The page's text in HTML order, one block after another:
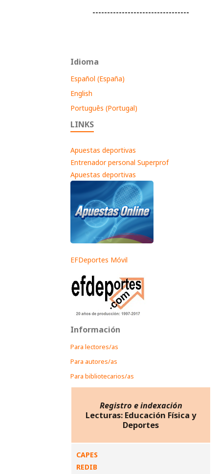
---------------------------------
Idioma
Español (España)
English
Português (Portugal)
LINKS
Apuestas deportivas
Entrenador personal Superprof
Apuestas deportivas
EFDeportes Móvil
Información
Para lectores/as
Para autores/as
Para bibliotecarios/as
Registro e indexación
Lecturas: Educación Física y
Deportes
CAPES
REDIB